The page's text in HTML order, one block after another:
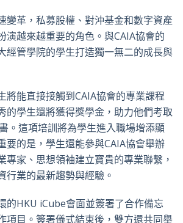
變革，私募股權、對沖基金和數字資產
演越來越重要的角色。與CAIA協會的
經管學院的學生打造獨一無二的成長與
將能直接接觸到CAIA協會的專業課程
的學生還將獲得獎學金，助力他們考取
。這項培訓將為學生進入職場增添顯
要的是，學生還能參與CAIA協會舉辦
專家、思想領袖建立寶貴的專業聯繫，
行業的最新趨勢與經驗。
的HKU iCube會面並簽署了合作備忘
項目。簽署儀式結束後，雙方還共同舉